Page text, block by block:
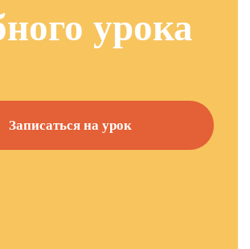
урока
Записаться на урок